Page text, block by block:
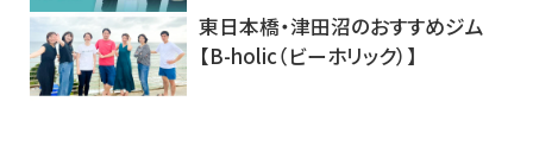
東日本橋・津田沼のおすすめジム
【B-holic（ビーホリック）】